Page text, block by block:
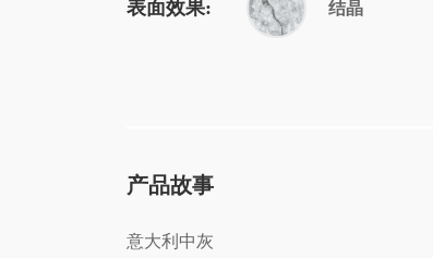
表面效果: 结晶
产品故事
意大利中灰